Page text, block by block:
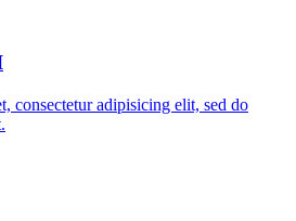
consectetur adipisicing elit, sed do